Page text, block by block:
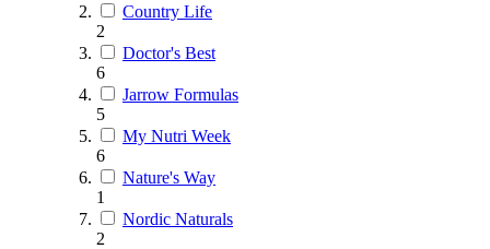
Country Life
2
Doctor's Best
6
Jarrow Formulas
5
My Nutri Week
6
Nature's Way
1
Nordic Naturals
2